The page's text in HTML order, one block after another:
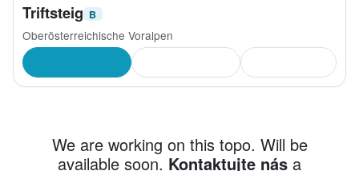
Triftsteig B
Oberösterreichische Voralpen
We are working on this topo. Will be
available soon. Kontaktujte nás a